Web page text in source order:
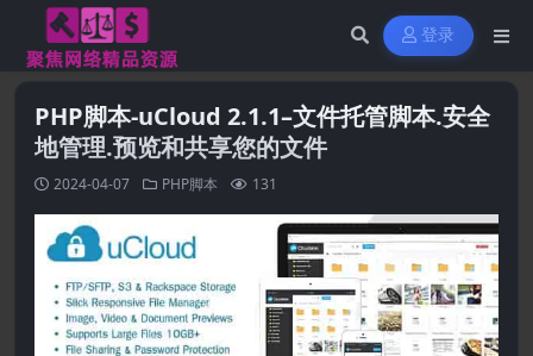
登录
PHP脚本-uCloud 2.1.1–文件托管脚本.安全
地管理.预览和共享您的文件
2024-04-07 PHP脚本 131